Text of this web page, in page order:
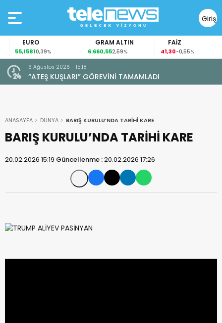
Giriş
Yap
EURO
55,15810,39%
GRAM ALTIN
6.660,552,59%
FAİZ
41,30-0,55%
6 Ağustos 2026 - 15:18
“ATEŞ KUŞLARI” GÖREVİNİ TAMAMLADI
ANASAYFA DÜNYA BARIŞ KURULU’NDA TARİHİ KARE
BARIŞ KURULU’NDA TARİHİ KARE
20.02.2026 15:19 Güncellenme :20.02.2026 17:26